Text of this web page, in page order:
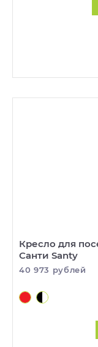
Кресло для
Санти Santy
40 973 рублей